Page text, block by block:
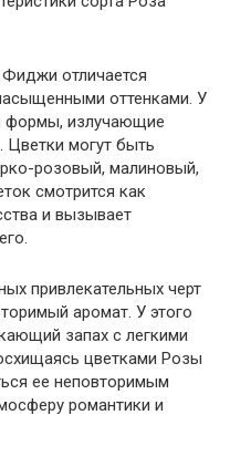
отличается
оттенками. У
формы, излучающие
могут быть
розовый, малиновый,
смотрится как
и вызывает
привлекательных черт
аромат. У этого
запах с легкими
цветками Розы
ее неповторимым
романтики и